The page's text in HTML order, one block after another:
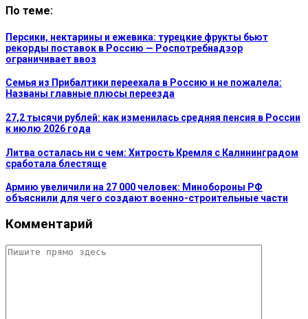
По теме:
Персики, нектарины и ежевика: турецкие фрукты бьют
рекорды поставок в Россию — Роспотребнадзор
ограничивает ввоз
Семья из Прибалтики переехала в Россию и не пожалела:
Названы главные плюсы переезда
27,2 тысячи рублей: как изменилась средняя пенсия в России
к июлю 2026 года
Литва осталась ни с чем: Хитрость Кремля с Калининградом
сработала блестяще
Армию увеличили на 27 000 человек: Минобороны РФ
объяснили для чего создают военно-строительные части
Комментарий